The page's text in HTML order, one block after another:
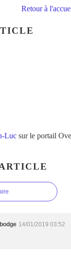
Retour à
Luc sur le portail
14/01/2019 03:52